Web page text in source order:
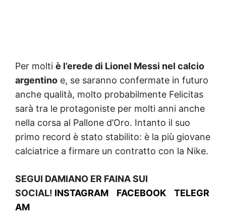
Per molti è l’erede di Lionel Messi nel calcio
argentino e, se saranno confermate in futuro
anche qualità, molto probabilmente Felicitas
sarà tra le protagoniste per molti anni anche
nella corsa al Pallone d’Oro. Intanto il suo
primo record è stato stabilito: è la più giovane
calciatrice a firmare un contratto con la Nike.
SEGUI DAMIANO ER FAINA SUI
SOCIAL! INSTAGRAM FACEBOOK
TELEGR
AM